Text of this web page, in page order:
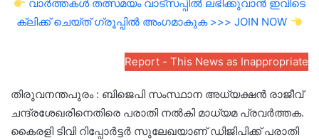
വാർത്തകൾ തത്സമയം വാട്സപ്പിൽ ലഭിക്കുവാൻ ഇവിടെ
ക്ലിക്ക് ചെയ്ത് ഗ്രൂപ്പിൽ അംഗമാകുക >>> JOIN NOW
Report - This News as Inappropriate
തിരുവനന്തപുരം : ബിജെപി സംസ്ഥാന അധ്യക്ഷൻ രാജീവ്
ചന്ദ്രശേഖരിനെതിരെ പരാതി നൽകി മാധ്യമ പ്രവർത്തക.
കൈരളി ടിവി റിപ്പോർട്ടർ സുലേഖയാണ് ഡിജിപിക്ക് പരാതി